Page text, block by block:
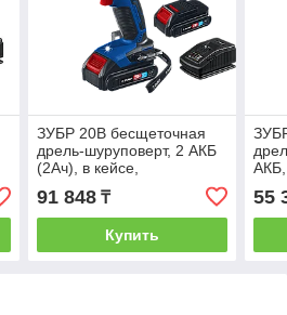
ЗУБР 20В бесщеточная
дрель-шуруповерт, 2 АКБ
(2Ач), в кейсе,
Профессионал. DB-201-
22
91 848₸
Купить
АКБ,
55